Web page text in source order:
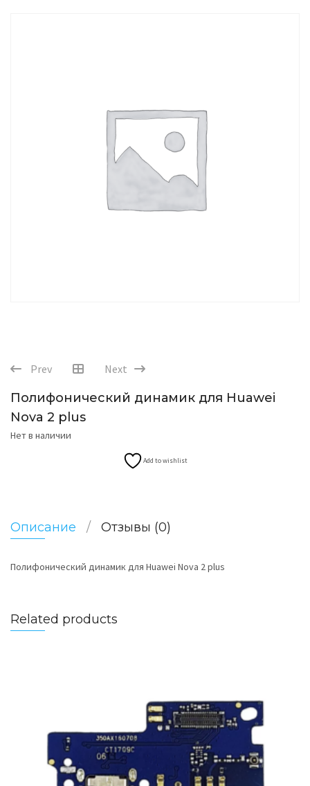
Prev Next
Полифонический динамик для Huawei
Nova 2 plus
Нет в наличии
Add to wishlist
Описание Отзывы (0)
Полифонический динамик для Huawei Nova 2 plus
Related products